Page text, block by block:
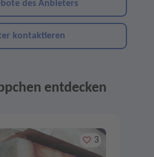
des Anbieters
kontaktieren
entdecken
Merken
3